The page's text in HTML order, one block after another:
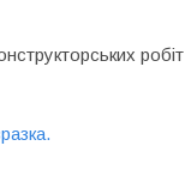
робіт